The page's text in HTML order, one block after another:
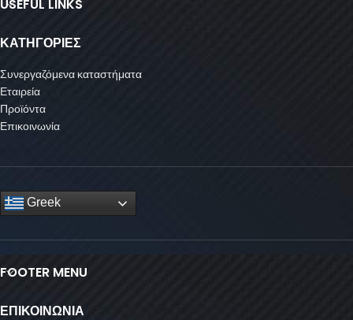
USEFUL LINKS
ΚΑΤΗΓΟΡΙΕΣ
Συνεργαζόμενα καταστήματα
Εταιρεία
Προϊόντα
Επικοινωνία
Greek
FOOTER MENU
ΕΠΙΚΟΙΝΩΝΙΑ